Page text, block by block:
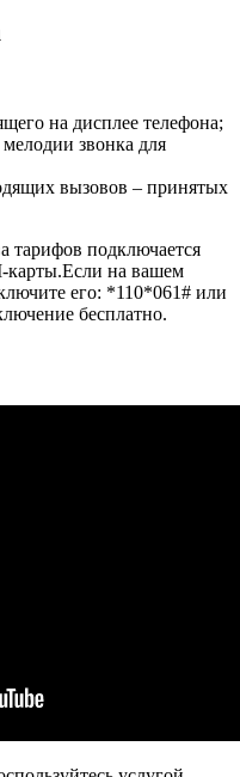
на дисплее телефона;
звонка для
вызовов – принятых
тарифов подключается
карты.Если на вашем
его: *110*061# или
бесплатно.